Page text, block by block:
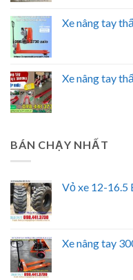
Xe nâng tay
Xe nâng tay
BÁN CHẠY NHẤT
Vỏ xe 12-
Xe nâng tay